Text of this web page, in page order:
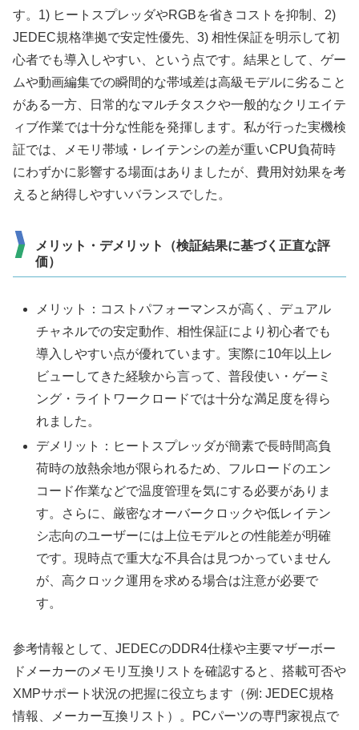
す。1) ヒートスプレッダやRGBを省きコストを抑制、2)
JEDEC規格準拠で安定性優先、3) 相性保証を明示して初
心者でも導入しやすい、という点です。結果として、ゲー
ムや動画編集での瞬間的な帯域差は高級モデルに劣ること
がある一方、日常的なマルチタスクや一般的なクリエイテ
ィブ作業では十分な性能を発揮します。私が行った実機検
証では、メモリ帯域・レイテンシの差が重いCPU負荷時
にわずかに影響する場面はありましたが、費用対効果を考
えると納得しやすいバランスでした。
メリット・デメリット（検証結果に基づく正直な評
価）
メリット：コストパフォーマンスが高く、デュアル
チャネルでの安定動作、相性保証により初心者でも
導入しやすい点が優れています。実際に10年以上レ
ビューしてきた経験から言って、普段使い・ゲーミ
ング・ライトワークロードでは十分な満足度を得ら
れました。
デメリット：ヒートスプレッダが簡素で長時間高負
荷時の放熱余地が限られるため、フルロードのエン
コード作業などで温度管理を気にする必要がありま
す。さらに、厳密なオーバークロックや低レイテン
シ志向のユーザーには上位モデルとの性能差が明確
です。現時点で重大な不具合は見つかっていません
が、高クロック運用を求める場合は注意が必要で
す。
参考情報として、JEDECのDDR4仕様や主要マザーボー
ドメーカーのメモリ互換リストを確認すると、搭載可否や
XMPサポート状況の把握に役立ちます（例: JEDEC規格
情報、メーカー互換リスト）。PCパーツの専門家視点で